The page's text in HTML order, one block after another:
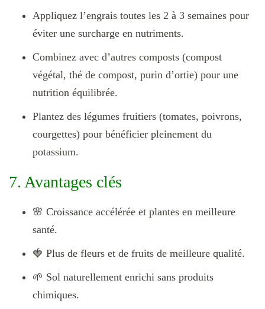
Appliquez l’engrais toutes les 2 à 3 semaines pour
éviter une surcharge en nutriments.
Combinez avec d’autres composts (compost
végétal, thé de compost, purin d’ortie) pour une
nutrition équilibrée.
Plantez des légumes fruitiers (tomates, poivrons,
courgettes) pour bénéficier pleinement du
potassium.
7. Avantages clés
🌸 Croissance accélérée et plantes en meilleure
santé.
🍓 Plus de fleurs et de fruits de meilleure qualité.
🌱 Sol naturellement enrichi sans produits
chimiques.